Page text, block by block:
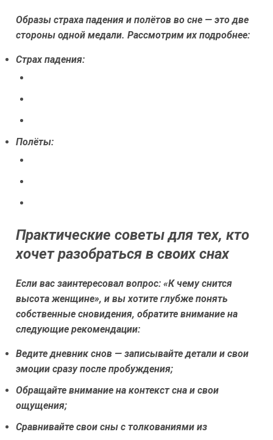
Образы страха падения и полётов во сне — это две
стороны одной медали. Рассмотрим их подробнее:
Страх падения:
Полёты:
Практические советы для тех, кто
хочет разобраться в своих снах
Если вас заинтересовал вопрос: «К чему снится
высота женщине», и вы хотите глубже понять
собственные сновидения, обратите внимание на
следующие рекомендации:
Ведите дневник снов — записывайте детали и свои
эмоции сразу после пробуждения;
Обращайте внимание на контекст сна и свои
ощущения;
Сравнивайте свои сны с толкованиями из